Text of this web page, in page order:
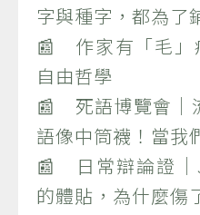
字與種字，都為了
📰 作家有「毛」
自由哲學
📰 死語博覽會｜
語像中筒襪！當我
📰 日常辯論證｜
的體貼，為什麼傷